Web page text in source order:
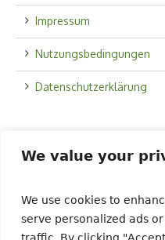
We value your
We use cookies to
serve personalized ads
Impressum
Nutzungsbedingungen
Datenschutzerklärung
Startseite Über uns
Saatgut und Vielfalt